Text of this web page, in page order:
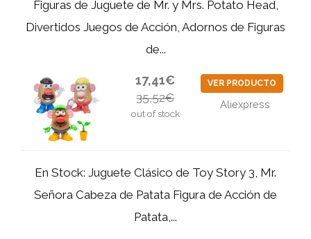
Figuras de Juguete de Mr. y Mrs. Potato Head,
Divertidos Juegos de Acción, Adornos de Figuras
de...
17,41€
35,52€
out of stock
VER PRODUCTO
Aliexpress
En Stock: Juguete Clásico de Toy Story 3, Mr.
Señora Cabeza de Patata Figura de Acción de
Patata,...